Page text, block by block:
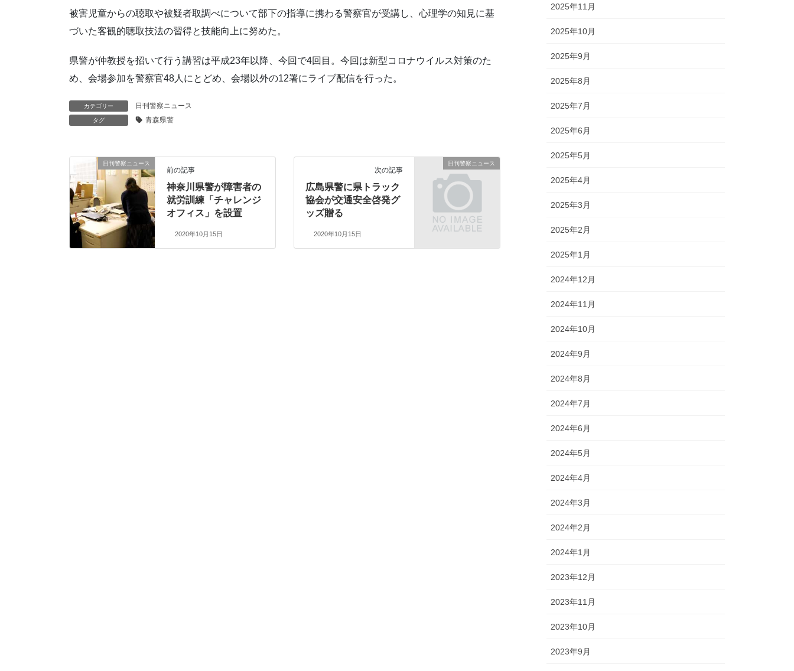
被害児童からの聴取や被疑者取調べについて部下の指導に携わる警察官が受講し、心理学の知見に基
づいた客観的聴取技法の習得と技能向上に努めた。
県警が仲教授を招いて行う講習は平成23年以降、今回で4回目。今回は新型コロナウイルス対策のた
め、会場参加を警察官48人にとどめ、会場以外の12署にライブ配信を行った。
カテゴリー 日刊警察ニュース
タグ 青森県警
日刊警察ニュース
前の記事
神奈川県警が障害者の
就労訓練「チャレンジ
オフィス」を設置
2020年10月15日
日刊警察ニュース
次の記事
広島県警に県トラック
協会が交通安全啓発グ
ッズ贈る
2020年10月15日
2025年11月
2025年10月
2025年9月
2025年8月
2025年7月
2025年6月
2025年5月
2025年4月
2025年3月
2025年2月
2025年1月
2024年12月
2024年11月
2024年10月
2024年9月
2024年8月
2024年7月
2024年6月
2024年5月
2024年4月
2024年3月
2024年2月
2024年1月
2023年12月
2023年11月
2023年10月
2023年9月